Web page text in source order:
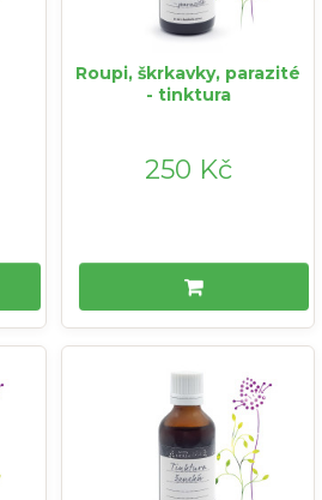
Roupi, škrkavky, parazité
- tinktura
250 Kč